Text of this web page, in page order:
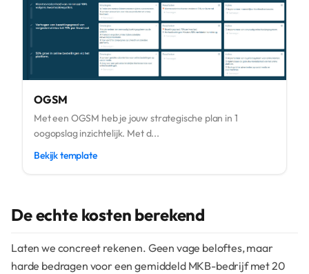
OGSM
Met een OGSM heb je jouw strategische plan in 1
oogopslag inzichtelijk. Met d...
Bekijk template
De echte kosten berekend
Laten we concreet rekenen. Geen vage beloftes, maar
harde bedragen voor een gemiddeld MKB-bedrijf met 20